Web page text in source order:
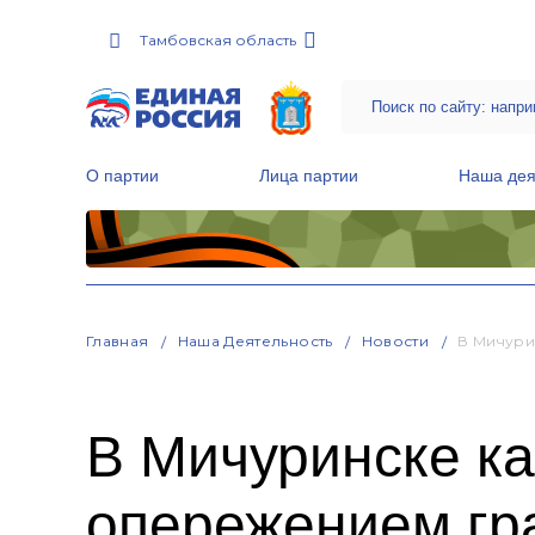
Тамбовская область
О партии Лица партии Наша
Главная Наша Деятельность Новости В
В Мичуринске